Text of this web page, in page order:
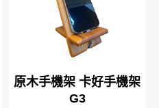
原木手機架 卡好手機架
G3